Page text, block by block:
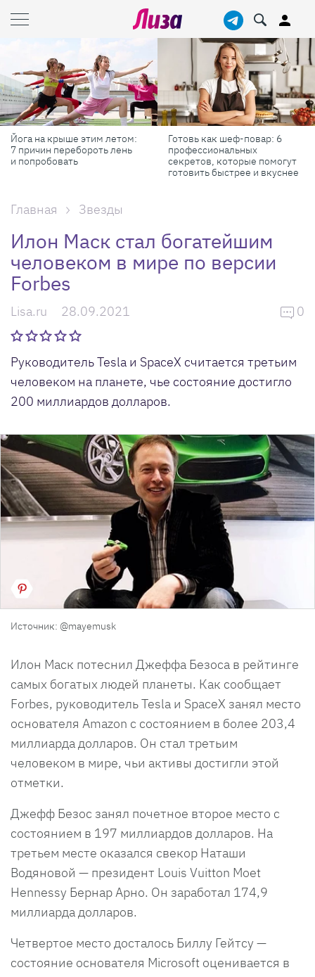
Йога на крыше этим летом:
7 причин перебороть лень
и попробовать
Готовь как шеф-повар: 6
профессиональных
секретов, которые помогут
готовить быстрее и вкуснее
Главная Звезды
Илон Маск стал богатейшим
человеком в мире по версии
Forbes
Lisa.ru 28.09.2021 0
Руководитель Tesla и SpaceX считается третьим
человеком на планете, чье состояние достигло
200 миллиардов долларов.
Источник: @mayemusk
Илон Маск потеснил Джеффа Безоса в рейтинге
самых богатых людей планеты. Как сообщает
Forbes, руководитель Tesla и SpaceX занял место
основателя Amazon с состоянием в более 203,4
миллиарда долларов. Он стал третьим
человеком в мире, чьи активы достигли этой
отметки.
Джефф Безос занял почетное второе место с
состоянием в 197 миллиардов долларов. На
третьем месте оказался свекор Наташи
Водяновой — президент Louis Vuitton Moet
Hennessy Бернар Арно. Он заработал 174,9
миллиарда долларов.
Четвертое место досталось Биллу Гейтсу —
состояние основателя Microsoft оценивается в